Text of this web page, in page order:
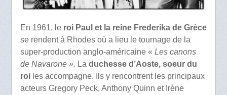
En 1961, le roi Paul et la reine Frederika de Grèce
se rendent à Rhodes où a lieu le tournage de la
super-production anglo-américaine « Les canons
de Navarone ». La duchesse d’Aoste, soeur du
roiles accompagne. Ils y rencontrent les principaux
acteurs Gregory Peck, Anthony Quinn et Irène